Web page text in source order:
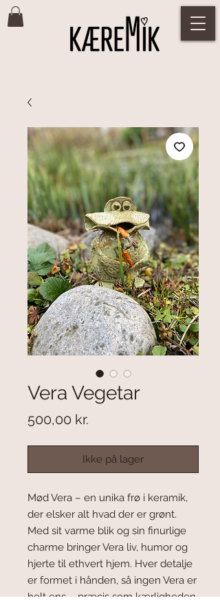
Vera Vegetar
500,00 kr.
Ikke på lager
Mød Vera – en unika frø i keramik,
der elsker alt hvad der er grønt.
Med sit varme blik og sin finurlige
charme bringer Vera liv, humor og
hjerte til ethvert hjem. Hver detalje
er formet i hånden, så ingen Vera er
helt ens – præcis som kærligheden